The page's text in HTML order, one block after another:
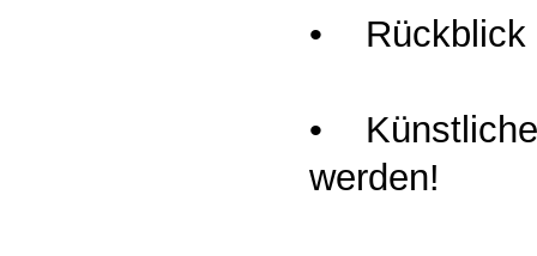
• Rückblick
•
werden!